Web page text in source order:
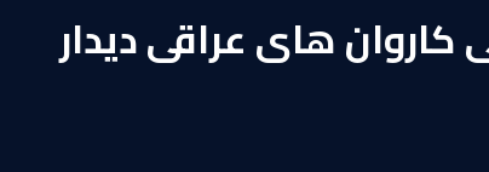
کاروان‌ های عراقی دیدار